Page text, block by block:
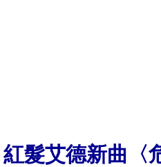
紅髮艾德新曲〈